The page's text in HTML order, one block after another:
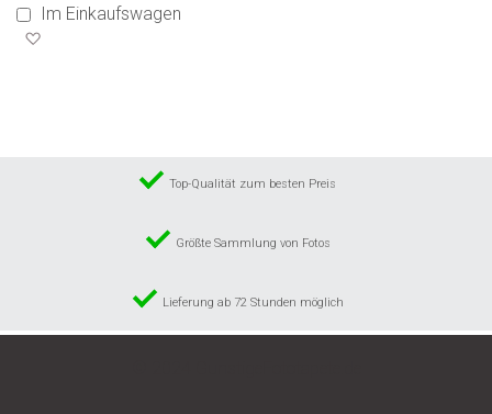
Im Einkaufswagen
Top-Qualität zum besten Preis
Größte Sammlung von Fotos
Lieferung ab 72 Stunden möglich